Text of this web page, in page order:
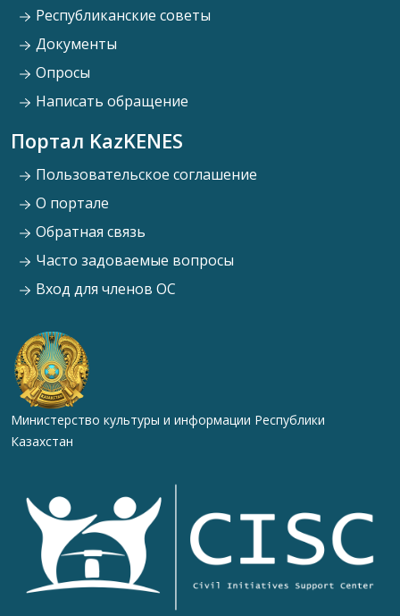
Республиканские советы
Документы
Опросы
Написать обращение
Портал KazKENES
Пользовательское соглашение
О портале
Обратная связь
Часто задоваемые вопросы
Вход для членов ОС
Министерство культуры и информации Республики
Казахстан